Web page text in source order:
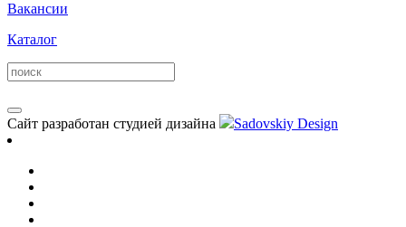
Вакансии
Каталог
Сайт разработан студией дизайна Sadovskiy Design